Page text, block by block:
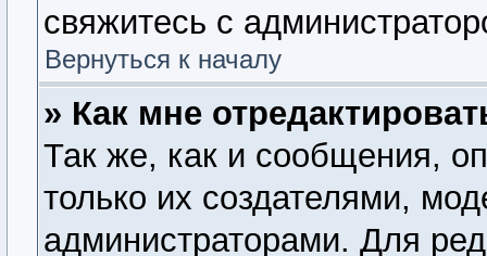
свяжитесь с
Вернуться к началу
» Как мне
Так же, как и сообщения,
только их создателями,
администраторами. Для